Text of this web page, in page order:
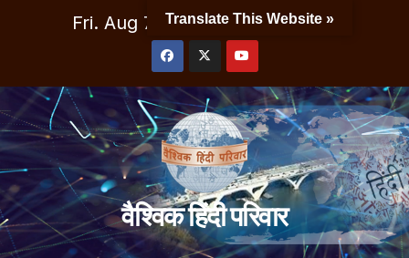
Fri. Aug 7th, 2026 10:47:03 AM
वैश्विक हिंदी परिवार
Translate This Website »